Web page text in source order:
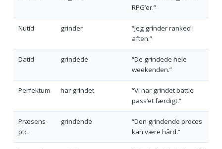
RPG’er.”
Nutid grinder
“Jeg grinder ranked i
aften.”
Datid grindede
“De grindede hele
weekenden.”
Perfektum har grindet
“Vi har grindet battle
pass’et færdigt.”
Præsens
ptc.
grindende
“Den grindende proces
kan være hård.”